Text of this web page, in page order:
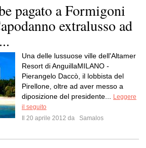
pagato a Formigoni
extralusso ad
Una delle lussuose ville dell'Altamer
Resort di AnguillaMILANO -
Pierangelo Daccò, il lobbista del
Pirellone, oltre ad aver messo a
diposizione del presidente...
Leggere
il seguito
Il 20 aprile 2012 da
Samalos